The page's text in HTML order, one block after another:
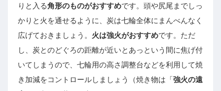
りと入る角形のものがおすすめです。頭や尻尾までしっ
かりと火を通せるように、炭は七輪全体にまんべんなく
広げておきましょう。 火は強火がおすすめです。ただ
し、炭とのどぐろの距離が近いとあっという間に焦げ付
いてしまうので、七輪用の高さ調整台などを利用して焼
き加減をコントロールしましょう（焼き物は「強火の遠